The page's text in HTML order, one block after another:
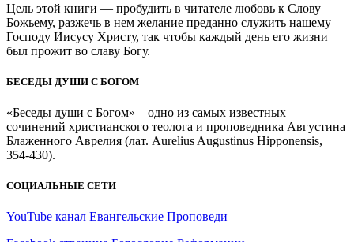
Цель этой книги — пробудить в читателе любовь к Слову
Божьему, разжечь в нем желание преданно служить нашему
Господу Иисусу Христу, так чтобы каждый день его жизни
был прожит во славу Богу.
БЕСЕДЫ ДУШИ С БОГОМ
«Беседы души с Богом» – одно из самых известных
сочинений христианского теолога и проповедника Августина
Блаженного Аврелия (лат. Aurelius Augustinus Hipponensis,
354-430).
СОЦИАЛЬНЫЕ СЕТИ
YouTube канал Евангельские Проповеди